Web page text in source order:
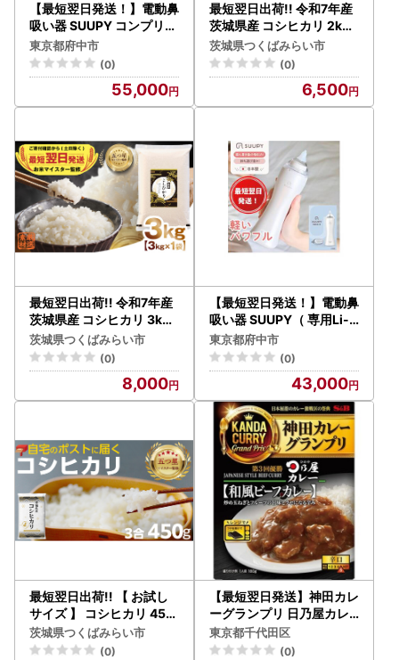
【最短翌日発送！】電動鼻
吸い器 SUUPY コンプリー
トセット（ACアダプター
と専用Li-ion電池(専用充
電器付き)の両方が付属）
東京都府中市
(0)
55,000
最短翌日出荷!! 令和7年産
茨城県産 コシヒカリ 2kg (
2kg ×1袋) 五つ星 お米マ
イスター 監修
茨城県つくばみらい市
(0)
6,500
最短翌日出荷!! 令和7年産
茨城県産 コシヒカリ 3kg (
3kg ×1袋) 五つ星 お米マ
イスター 監修
茨城県つくばみらい市
(0)
8,000
【最短翌日発送！】電動鼻
吸い器 SUUPY（ 専用Li-i
on電池・専用充電器付き
）
東京都府中市
(0)
43,000
最短翌日出荷!! 【 お試し
サイズ 】 コシヒカリ 450
g (450g×1袋) 令和7年産
茨城県産 お試し ♪ 3合
茨城県つくばみらい市
(0)
【最短翌日発送】神田カレ
ーグランプリ 日乃屋カレ
ー 和風ビーフカレー 1セッ
ト(5個)【1186512】
東京都千代田区
(0)